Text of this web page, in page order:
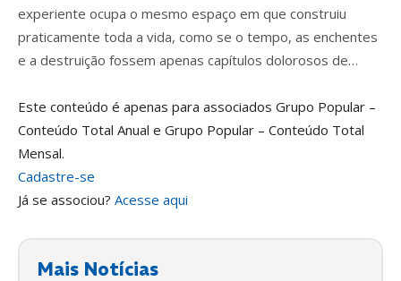
experiente ocupa o mesmo espaço em que construiu
praticamente toda a vida, como se o tempo, as enchentes
e a destruição fossem apenas capítulos dolorosos de…
Este conteúdo é apenas para associados Grupo Popular –
Conteúdo Total Anual e Grupo Popular – Conteúdo Total
Mensal.
Cadastre-se
Já se associou? Acesse aqui
Mais Notícias